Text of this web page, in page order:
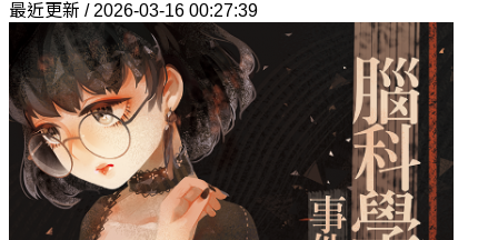
最近更新 / 2026-03-16 00:27:39